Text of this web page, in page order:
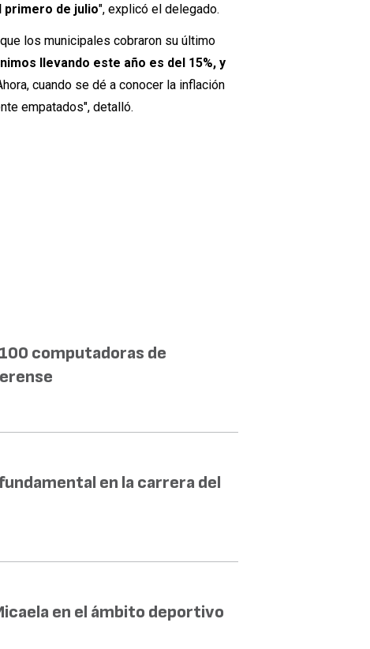
primero de julio", explicó el delegado.
los municipales cobraron su último
llevando este año es del 15%, y
cuando se dé a conocer la inflación
empatados", detalló.
computadoras de
en la carrera del
en el ámbito deportivo